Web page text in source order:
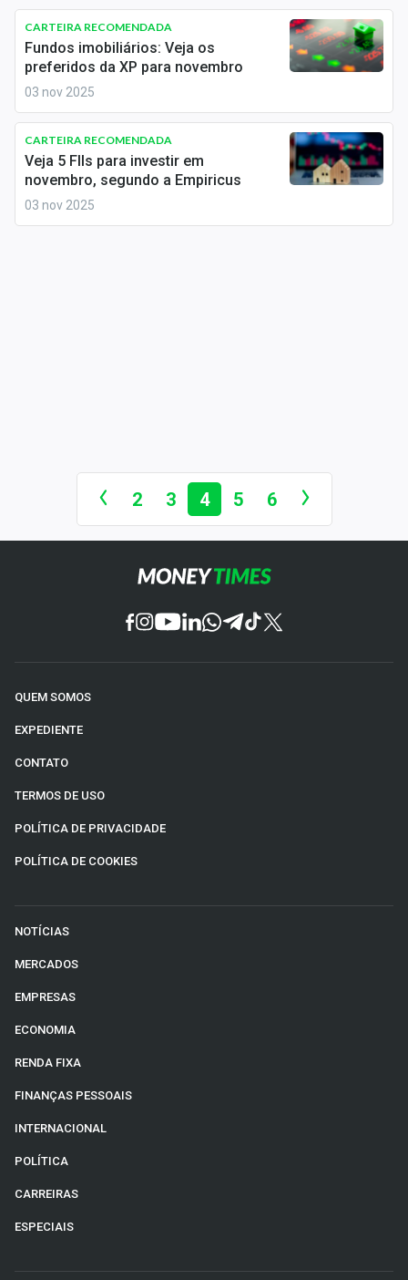
CARTEIRA RECOMENDADA
Fundos imobiliários: Veja os
preferidos da XP para novembro
03 nov 2025
CARTEIRA RECOMENDADA
Veja 5 FIIs para investir em
novembro, segundo a Empiricus
03 nov 2025
2 3 4 5 6
QUEM SOMOS
EXPEDIENTE
CONTATO
TERMOS DE USO
POLÍTICA DE PRIVACIDADE
POLÍTICA DE COOKIES
NOTÍCIAS
MERCADOS
EMPRESAS
ECONOMIA
RENDA FIXA
FINANÇAS PESSOAIS
INTERNACIONAL
POLÍTICA
CARREIRAS
ESPECIAIS